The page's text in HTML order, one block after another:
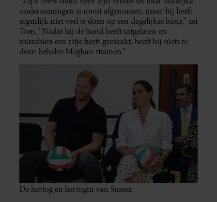
ondernemingen is nooit afgenomen, maar hij heeft
eigenlijk niet veel te doen op een dagelijkse basis,” zei
Tom. “Nadat hij de hond heeft uitgelaten en
misschien een ritje heeft gemaakt, heeft hij niets te
doen behalve Meghan steunen.”
De hertog en hertogin van Sussex